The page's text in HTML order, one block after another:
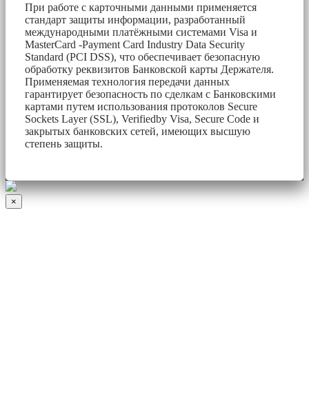
При работе с карточными данными применяется
стандарт защиты информации, разработанный
международными платёжными системами Visa и
MasterCard -Payment Card Industry Data Security
Standard (PCI DSS), что обеспечивает безопасную
обработку реквизитов Банковской карты Держателя.
Применяемая технология передачи данных
гарантирует безопасность по сделкам с Банковскими
картами путем использования протоколов Secure
Sockets Layer (SSL), Verifiedby Visa, Secure Code и
закрытых банковских сетей, имеющих высшую
степень защиты.
×